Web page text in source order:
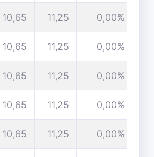
10,65 11,25 0,00%
10,65 11,25 0,00%
10,65 11,25 0,00%
10,65 11,25 0,00%
10,65 11,25 0,00%